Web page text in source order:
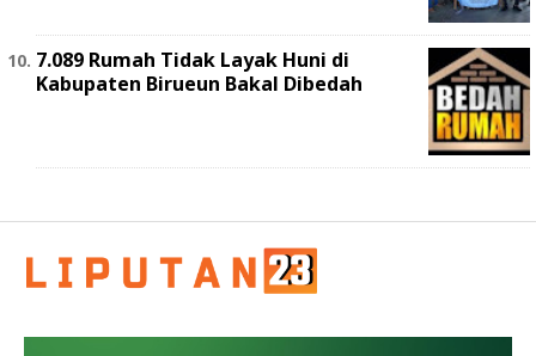
7.089 Rumah Tidak Layak Huni di
Kabupaten Birueun Bakal Dibedah